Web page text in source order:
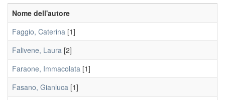
Nome dell'autore
Faggio, Caterina [1]
Falivene, Laura [2]
Faraone, Immacolata [1]
Fasano, Gianluca [1]